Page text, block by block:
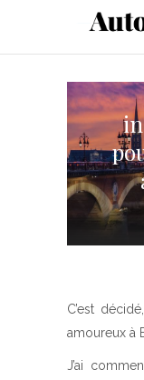
C’est
amoureux à
J’ai